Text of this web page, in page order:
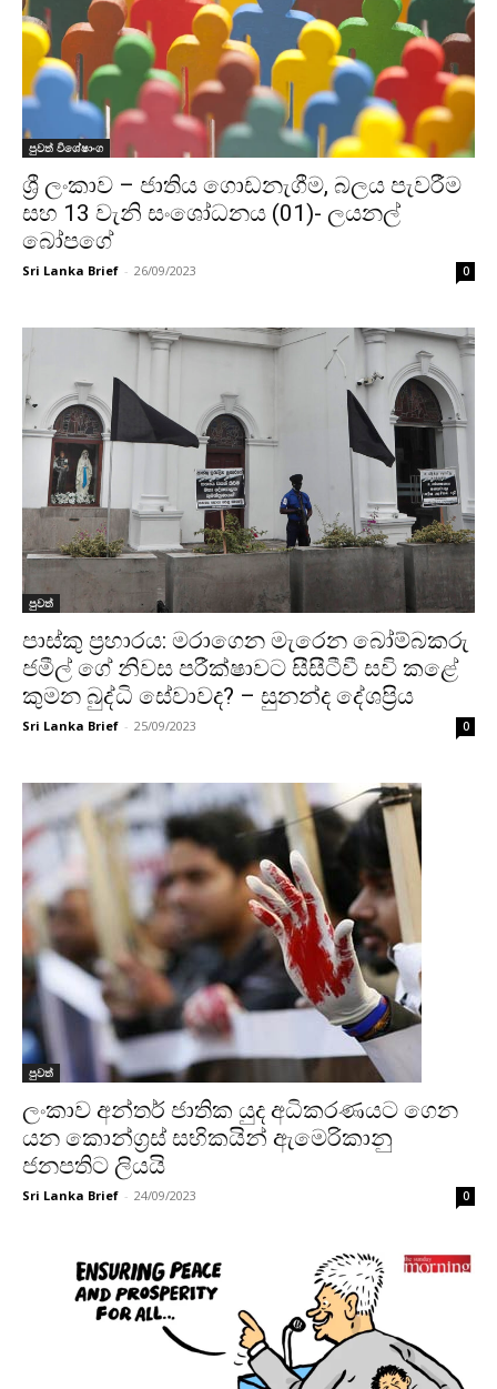
පුවත් විශේෂාංග
ශ්‍රී ලංකාව – ජාතිය ගොඩනැගීම, බලය පැවරීම
සහ 13 වැනි සංශෝධනය (01)- ලයනල්
බෝපගේ
Sri Lanka Brief - 26/09/2023 0
පුවත්
පාස්කු ප්‍රහාරය: මරාගෙන මැරෙන බෝම්බකරු
ජමීල් ගේ නිවස පරීක්ෂාවට සීසීටීවී සවි කළේ
කුමන බුද්ධි සේවාවද? – සුනන්ද දේශප්‍රිය
Sri Lanka Brief - 25/09/2023 0
පුවත්
ලංකාව අන්තර් ජාතික යුද අධිකරණයට ගෙන
යන කොන්ග්‍රස් සභිකයින් ඇමෙරිකානු
ජනපතිට ලියයි
Sri Lanka Brief - 24/09/2023 0